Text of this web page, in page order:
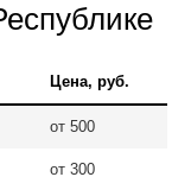
Цена, руб.
от 500
от 300